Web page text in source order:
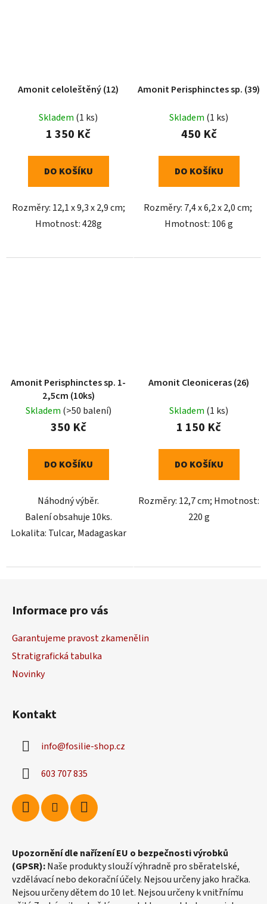
Amonit celoleštěný (12)
Skladem (1 ks)
1 350 Kč
DO KOŠÍKU
Rozměry: 12,1 x 9,3 x 2,9 cm;
Hmotnost: 428g
Amonit Perisphinctes sp. (39)
Skladem (1 ks)
450 Kč
DO KOŠÍKU
Rozměry: 7,4 x 6,2 x 2,0 cm;
Hmotnost: 106 g
Amonit Perisphinctes sp. 1-
2,5cm (10ks)
Skladem (>50 balení)
350 Kč
DO KOŠÍKU
Náhodný výběr.
Balení obsahuje 10ks.
Lokalita: Tulcar, Madagaskar
Amonit Cleoniceras (26)
Skladem (1 ks)
1 150 Kč
DO KOŠÍKU
Rozměry: 12,7 cm; Hmotnost:
220 g
Informace pro vás
Garantujeme pravost zkamenělin
Stratigrafická tabulka
Novinky
Kontakt
info@fosilie-shop.cz
603 707 835
Upozornění dle nařízení EU o bezpečnosti výrobků
(GPSR):Naše produkty slouží výhradně pro sběratelské,
vzdělávací nebo dekorační účely. Nejsou určeny jako hračka.
Nejsou určeny dětem do 10 let. Nejsou určeny k vnitřnímu